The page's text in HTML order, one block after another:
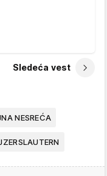
Sledeća vest
NESREĆA